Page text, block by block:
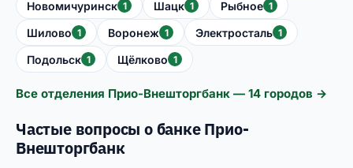
Новомичуринск 1 Шацк 1 Рыбное 1
Шилово 1 Воронеж 1 Электросталь 1
Подольск 1 Щёлково 1
Все отделения Прио-Внешторгбанк — 14 городов →
Частые вопросы о банке Прио-
Внешторгбанк